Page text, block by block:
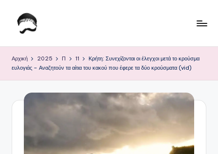
Μετάβαση
ο
Κ
Αρχική 2025 Π 11
Κρήτη: Συνεχίζονται οι έλεγχοι μετά το κρούσμα
ευλογιάς – Αναζητούν τα αίτια του κακού που έφερε τα δύο κρούσματα (vid)